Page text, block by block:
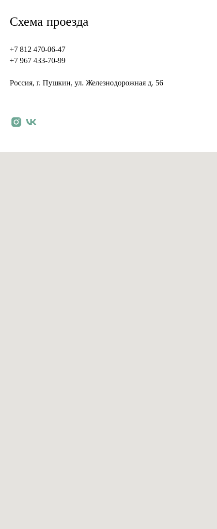
Схема проезда
+7 812 470-06-47
+7 967 433-70-99
Россия, г. Пушкин, ул. Железнодорожная д. 56